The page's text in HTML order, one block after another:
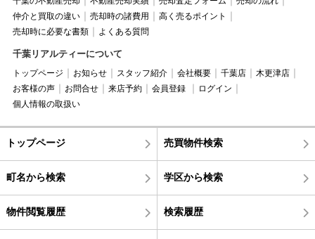
仲介と買取の違い
売却時の諸費用
高く売るポイント
売却時に必要な書類
よくある質問
千葉リアルティーについて
トップページ お知らせ スタッフ紹介 会社概要 千葉店
木更津店
お客様の声
お問合せ 来店予約 会員登録
ログイン
個人情報の取扱い
トップページ 売買物件検索
町名から検索 学区から検索
物件閲覧履歴 検索履歴